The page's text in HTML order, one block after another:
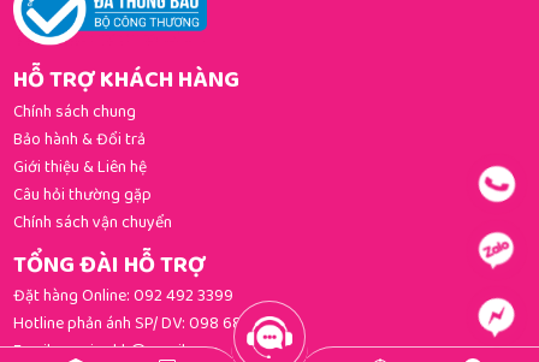
HỖ TRỢ KHÁCH HÀNG
Chính sách chung
Bảo hành & Đổi trả
Giới thiệu & Liên hệ
Câu hỏi thường gặp
Chính sách vận chuyển
TỔNG ĐÀI HỖ TRỢ
Đặt hàng Online:092 492 3399
Hotline phản ánh SP/ DV:098 681 3392
Email:gomi.cskh@gmail.com